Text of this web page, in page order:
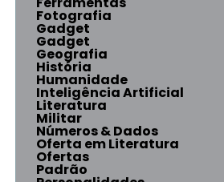
Fotografia
Gadget
Gadget
Geografia
História
Humanidade
Inteligência Artificial
Literatura
Militar
Números & Dados
Oferta em Literatura
Ofertas
Padrão